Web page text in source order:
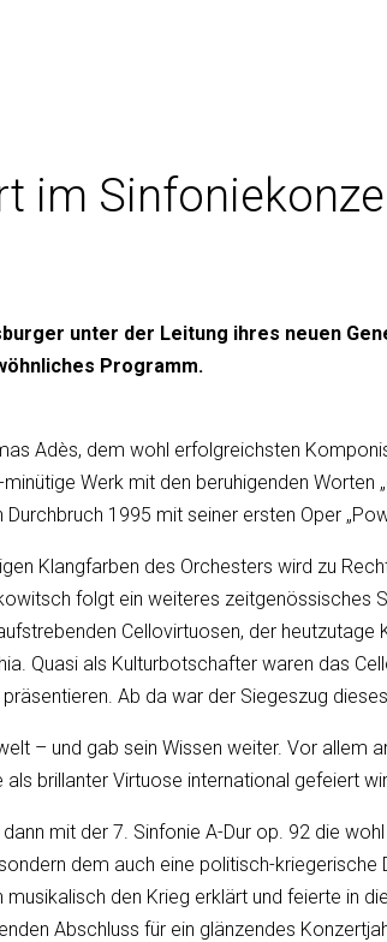
im
unter der Leitung ihres neuen
Programm.
Adès, dem wohl erfolgreichsten
Werk mit den beruhigenden
1995 mit seiner ersten Oper
Klangfarben des Orchesters wird zu
folgt ein weiteres zeitgenössisches
Cellovirtuosen, der
Quasi als Kulturbotschafter waren das
Ab da war der Siegeszug
– und gab sein Wissen weiter. Vor allem
brillanter Virtuose international gefeiert
mit der 7. Sinfonie A-Dur op. 92 die
dem auch eine politisch-
den Krieg erklärt und feierte in
Abschluss für ein glänzendes